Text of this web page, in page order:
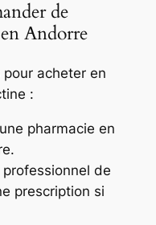
de
Andorre
acheter en
:
pharmacie en
de
prescription si